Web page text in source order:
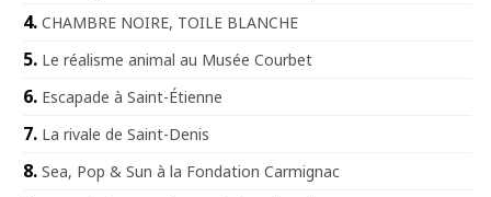
CHAMBRE NOIRE, TOILE BLANCHE
Le réalisme animal au Musée Courbet
Escapade à Saint-Étienne
La rivale de Saint-Denis
Sea, Pop & Sun à la Fondation Carmignac